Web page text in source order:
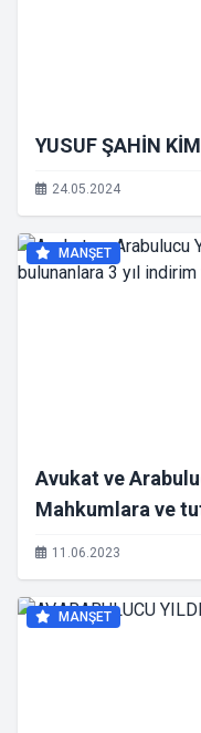
YUSUF ŞAHİN
24.05.2024
MANŞET
Avukat ve
Mahkumlara ve
indirim verilmeli
11.06.2023
MANŞET